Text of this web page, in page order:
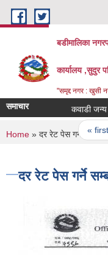
Skip to main content
बडीमालिका
कार्यालय ,सुदुर
"समृद्द नगर : खुसी
समाचार कवाडी जन्य
Pages
« first
You are
Home » दर रेट पेस गर्ने
दर रेट पेस गर्ने